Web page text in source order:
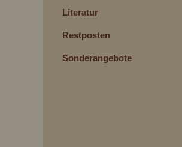
Literatur
Restposten
Sonderangebote